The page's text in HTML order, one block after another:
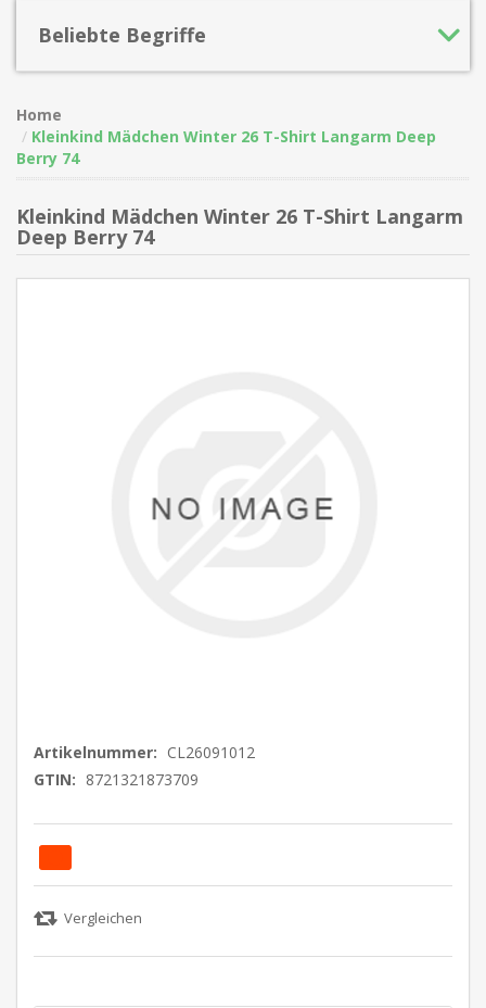
Beliebte Begriffe
Home
Kleinkind Mädchen Winter 26 T-Shirt Langarm Deep
Berry 74
Kleinkind Mädchen Winter 26 T-Shirt Langarm
Deep Berry 74
Artikelnummer: CL26091012
GTIN: 8721321873709